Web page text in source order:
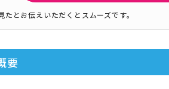
とお伝えいただくとスムーズです。
要